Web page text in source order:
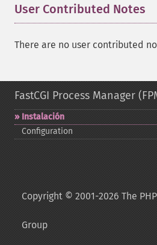
User Contributed Notes
There are no user contributed
FastCGI Process Manager
Instalación
Configuration
Copyright © 2001-2026 The
Group